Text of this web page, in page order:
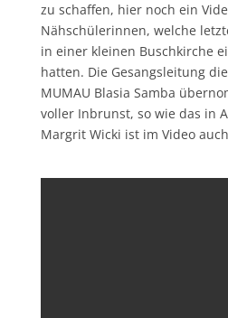
zu schaffen, hier noch ein
Nähschülerinnen, welche
in einer kleinen Buschkirche
hatten. Die Gesangsleitung
MUMAU Blasia Samba
voller Inbrunst, so wie das in
Margrit Wicki ist im Video